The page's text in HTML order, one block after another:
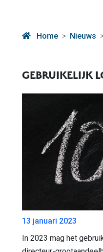
Home Nieuws
GEBRUIKELIJK
13 januari 2023
In 2023 mag het